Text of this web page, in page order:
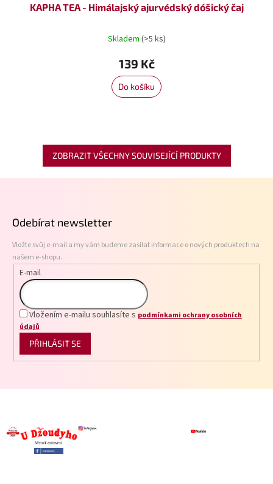
KAPHA TEA - Himálajský ajurvédský dóšický čaj
Skladem (>5 ks)
139 Kč
Do košíku
ZOBRAZIT VŠECHNY SOUVISEJÍCÍ PRODUKTY
Odebírat newsletter
Vložte svůj e-mail a my vám budeme zasílat informace o nových produktech na
našem e-shopu.
E-mail
Vložením e-mailu souhlasíte s podmínkami ochrany osobních
údajů
PŘIHLÁSIT SE